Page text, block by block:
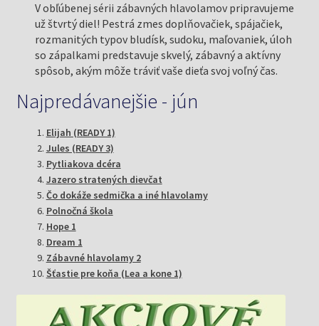
V obľúbenej sérii zábavných hlavolamov pripravujeme
už štvrtý diel! Pestrá zmes doplňovačiek, spájačiek,
rozmanitých typov bludísk, sudoku, maľovaniek, úloh
so zápalkami predstavuje skvelý, zábavný a aktívny
spôsob, akým môže tráviť vaše dieťa svoj voľný čas.
Najpredávanejšie - jún
Elijah (READY 1)
Jules (READY 3)
Pytliakova dcéra
Jazero stratených dievčat
Čo dokáže sedmička a iné hlavolamy
Polnočná škola
Hope 1
Dream 1
Zábavné hlavolamy 2
Šťastie pre koňa (Lea a kone 1)